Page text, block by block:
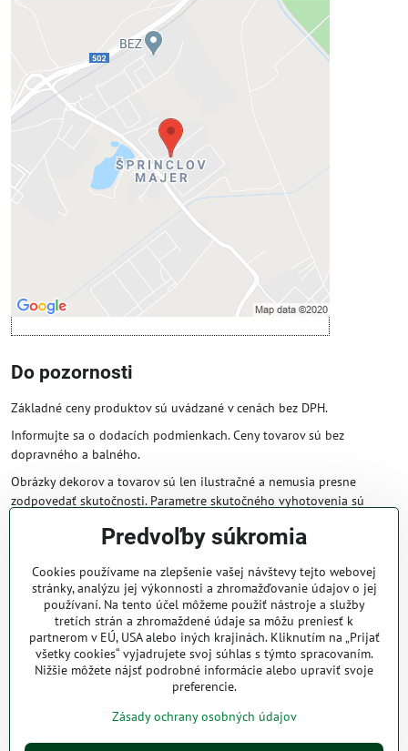
Externý obsah je blokovaný
Prajete si načítať externý obsah?
Povoliť tentokrát
Povoliť a zapamätať - súhlas s druhom
cookie: Funkčné
Otvoriť obsah v novom okne
Do pozornosti
Základné ceny produktov sú uvádzané v cenách bez DPH.
Informujte sa o dodacích podmienkach. Ceny tovarov sú bez
dopravného a balného.
Obrázky dekorov a tovarov sú len ilustračné a nemusia presne
zodpovedať skutočnosti. Parametre skutočného vyhotovenia sú
Obchodné podmienky
Naše obchodné podmienky zaručujú bezproblémové spracovanie
Vašej zakázky online.
V prípade, že máte s nami už dojednané obchodné podmienky, ceny a
zľavy z minulosti, platia tie, ktoré sú pre Vás výhodnejšie.
Predvoľby súkromia
Cookies používame na zlepšenie vašej návštevy tejto webovej
stránky, analýzu jej výkonnosti a zhromažďovanie údajov o jej
používaní. Na tento účel môžeme použiť nástroje a služby
tretích strán a zhromaždené údaje sa môžu preniesť k
partnerom v EÚ, USA alebo iných krajinách. Kliknutím na „Prijať
všetky cookies“ vyjadrujete svoj súhlas s týmto spracovaním.
Nižšie môžete nájsť podrobné informácie alebo upraviť svoje
preferencie.
Zásady ochrany osobných údajov